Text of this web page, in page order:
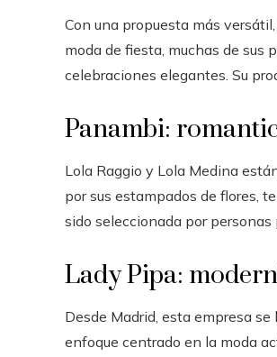
Con una propuesta más
moda de fiesta, muchas de
celebraciones elegantes. Su
Panambi:
Lola Raggio y Lola Medina
por sus estampados de flores,
sido seleccionada por
Lady Pipa:
Desde Madrid, esta empresa
enfoque centrado en la moda